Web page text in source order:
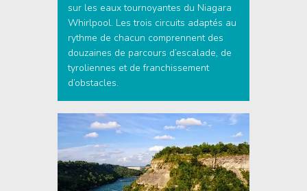
sur les eaux tournoyantes du Niagara
Whirlpool. Les trois circuits adaptés au
rythme de chacun comprennent des
douzaines de parcours d’escalade, de
tyroliennes et de franchissement
d’obstacles.